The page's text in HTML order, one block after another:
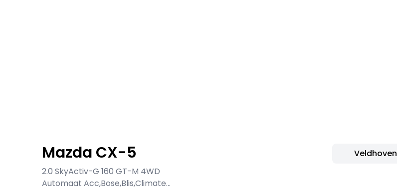
Mazda CX-5
2.0 SkyActiv-G 160 GT-M 4WD
Automaat Acc,Bose,Blis,Climate
Veldhoven